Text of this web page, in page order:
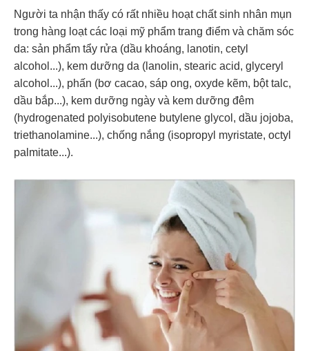
Người ta nhận thấy có rất nhiều hoạt chất sinh nhân mụn
trong hàng loạt các loại mỹ phẩm trang điểm và chăm sóc
da: sản phẩm tẩy rửa (dầu khoáng, lanotin, cetyl
alcohol...), kem dưỡng da (lanolin, stearic acid, glyceryl
alcohol...), phấn (bơ cacao, sáp ong, oxyde kẽm, bột talc,
dầu bắp...), kem dưỡng ngày và kem dưỡng đêm
(hydrogenated polyisobutene butylene glycol, dầu jojoba,
triethanolamine...), chống nắng (isopropyl myristate, octyl
palmitate...).